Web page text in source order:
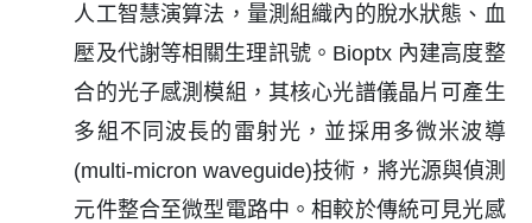
人工智慧演算法，量測組織內的脫水狀態、血
壓及代謝等相關生理訊號。Bioptx 內建高度整
合的光子感測模組，其核心光譜儀晶片可產生
多組不同波長的雷射光，並採用多微米波導
(multi-micron waveguide)技術，將光源與偵測
元件整合至微型電路中。相較於傳統可見光感